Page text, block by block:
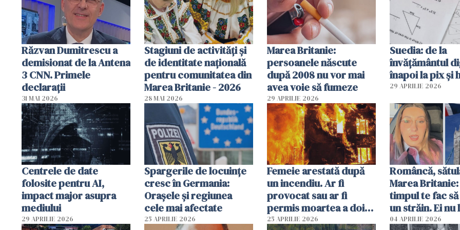
Răzvan Dumitrescu a
demisionat de la Antena
3 CNN. Primele
declarații
31 MAI 2026
Stagiuni de activități și
de identitate națională
pentru comunitatea din
Marea Britanie - 2026
28 MAI 2026
Marea Britanie:
persoanele născute
după 2008 nu vor mai
avea voie să fumeze
29 APRILIE 2026
Suedia: de la
învățământul
înapoi la pix și
29 APRILIE 2026
Centrele de date
folosite pentru AI,
impact major asupra
mediului
29 APRILIE 2026
Spargerile de locuințe
cresc în Germania:
Orașele și regiunea
cele mai afectate
25 APRILIE 2026
Femeie arestată după
un incendiu. Ar fi
provocat sau ar fi
permis moartea a doi
copii de 1 an și 3 ani
25 APRILIE 2026
Româncă,
Marea
timpul te fac
un străin. Ei nu
ca noi. În
04 APRILIE 2026